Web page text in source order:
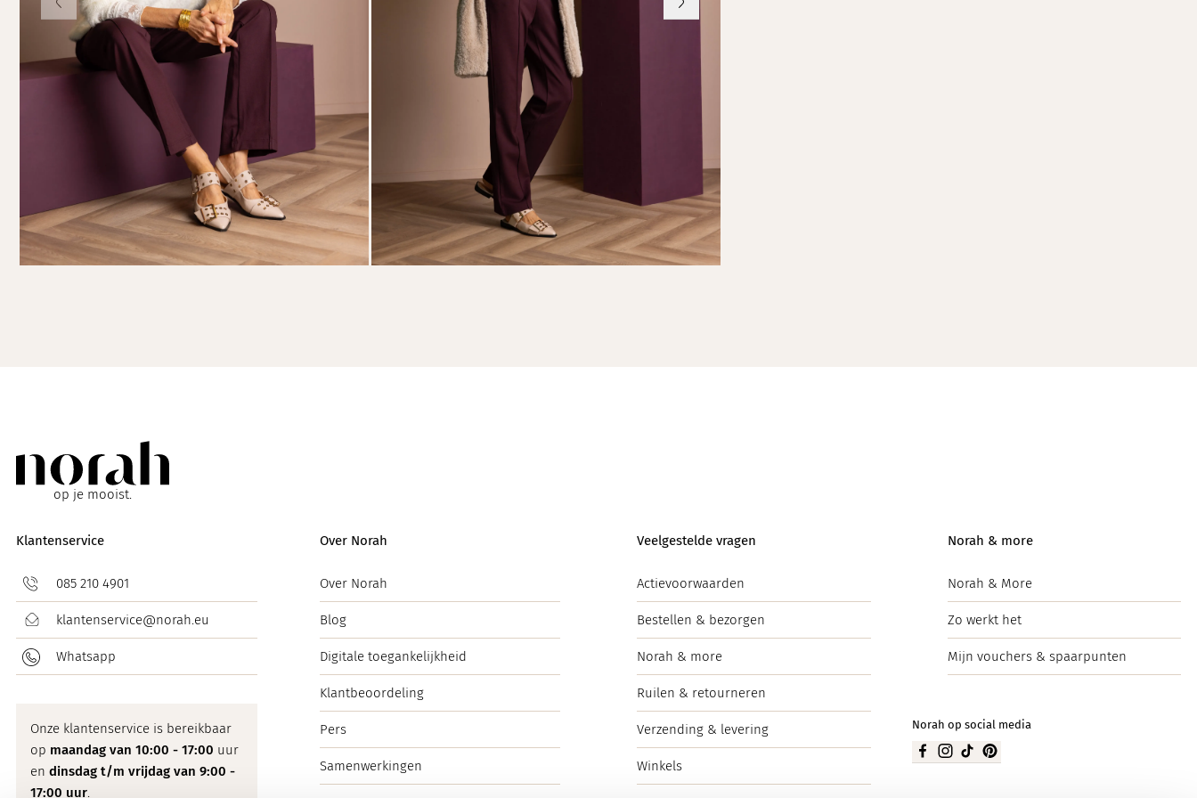
Limited
Natuurlijke materialen
Norah's deals
op je mooist.
Klantenservice
085 210 4901
klantenservice@norah.eu
Whatsapp
Onze klantenservice is bereikbaar
op maandag van 10:00 - 17:00 uur
en dinsdag t/m vrijdag van 9:00 -
17:00 uur.
Over Norah
Over Norah
Blog
Digitale toegankelijkheid
Klantbeoordeling
Pers
Samenwerkingen
Veelgestelde vragen
Actievoorwaarden
Bestellen & bezorgen
Norah & more
Ruilen & retourneren
Verzending & levering
Winkels
Norah & more
Norah & More
Zo werkt het
Mijn vouchers & spaarpunten
Norah op social media